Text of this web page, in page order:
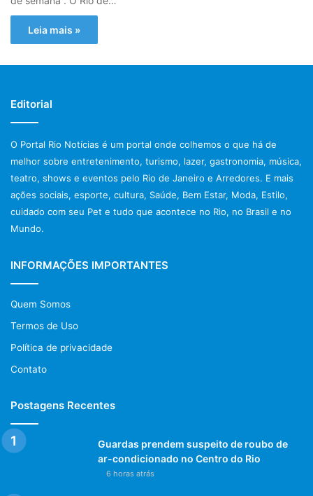
Leia mais »
Editorial
O Portal Rio Notícias é um portal onde colhemos o que há de
melhor sobre entretenimento, turismo, lazer, gastronomia, música,
teatro, shows e eventos pelo Rio de Janeiro e Arredores. E mais
ações sociais, esporte, cultura, Saúde, Bem Estar, Moda, Estilo,
cuidado com seu Pet e tudo que acontece no Rio, no Brasil e no
Mundo.
INFORMAÇÕES IMPORTANTES
Quem Somos
Termos de Uso
Política de privacidade
Contato
Postagens Recentes
Guardas prendem suspeito de roubo de
ar-condicionado no Centro do Rio
6 horas atrás